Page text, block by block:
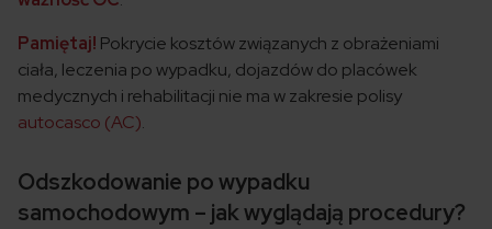
Pamiętaj! Pokrycie kosztów związanych z obrażeniami
ciała, leczenia po wypadku, dojazdów do placówek
medycznych i rehabilitacji nie ma w zakresie polisy
autocasco (AC).
Odszkodowanie po wypadku
samochodowym – jak wyglądają procedury?